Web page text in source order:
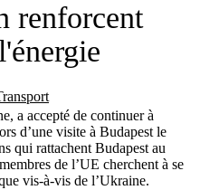
renforcent
a accepté de continuer à
d’une visite à Budapest le
qui rattachent Budapest au
de l’UE cherchent à se
vis-à-vis de l’Ukraine.